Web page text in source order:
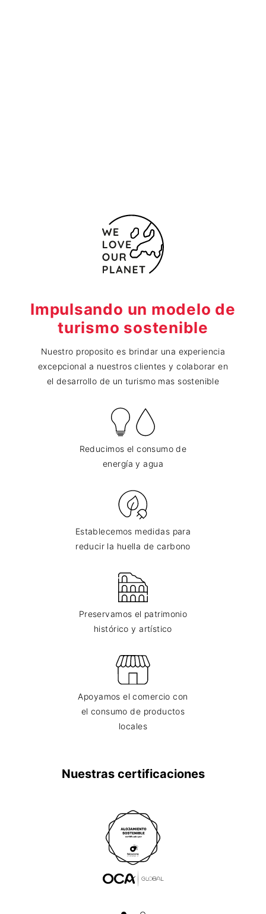
Impulsando un modelo de
turismo sostenible
Nuestro proposito es brindar una experiencia
excepcional a nuestros clientes y colaborar en
el desarrollo de un turismo mas sostenible
Reducimos el consumo de
energía y agua
Establecemos medidas para
reducir la huella de carbono
Preservamos el patrimonio
histórico y artístico
Apoyamos el comercio con
el consumo de productos
locales
Nuestras certificaciones